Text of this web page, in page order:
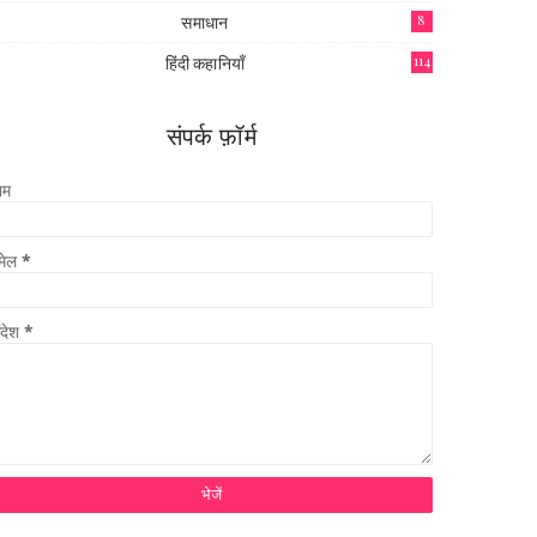
समाधान 8
हिंदी कहानियाँ 114
संपर्क फ़ॉर्म
*
*